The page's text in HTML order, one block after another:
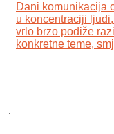
Dani komunikacija
u koncentraciji
vrlo brzo podiže
konkretne teme,
.